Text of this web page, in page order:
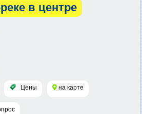
в центре
Цены на карте